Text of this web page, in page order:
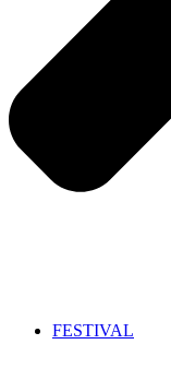
FESTIVAL